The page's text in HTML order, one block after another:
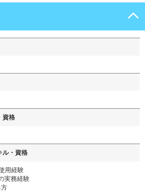
資格
ル・資格
用経験
実務経験
方